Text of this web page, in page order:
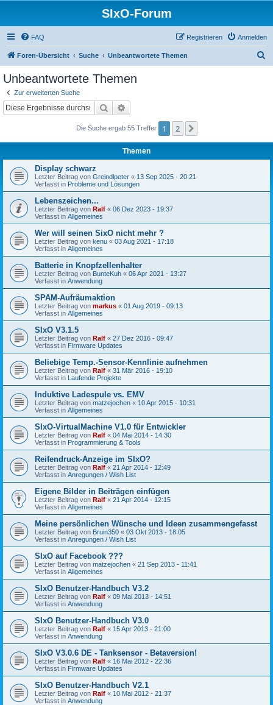
SIxO-Forum
FAQ Anmelden
Registrieren
Foren-Übersicht Suche Unbeantwortete Themen
Unbeantwortete Themen
Zur erweiterten Suche
Suche
Die Suche ergab 55 Treffer 1 2
Themen
Display schwarz
Letzter Beitrag von Greindlpeter « 13 Sep 2025 - 20:21
Verfasst in Probleme und Lösungen
Lebenszeichen...
Letzter Beitrag von Ralf « 06 Dez 2023 - 19:37
Verfasst in Allgemeines
Wer will seinen SixO nicht mehr ?
Letzter Beitrag von kenu « 03 Aug 2021 - 17:18
Verfasst in Allgemeines
Batterie in Knopfzellenhalter
Letzter Beitrag von BunteKuh « 06 Apr 2021 - 13:27
Verfasst in Anwendung
SPAM-Aufräumaktion
Letzter Beitrag von markus « 01 Aug 2019 - 09:13
Verfasst in Allgemeines
SIxO V3.1.5
Letzter Beitrag von Ralf « 27 Dez 2016 - 09:47
Verfasst in Firmware Updates
Beliebige Temp.-Sensor-Kennlinie aufnehmen
Letzter Beitrag von Ralf « 31 Mär 2016 - 19:10
Verfasst in Laufende Projekte
Induktive Ladespule vs. EMV
Letzter Beitrag von matzejochen « 10 Apr 2015 - 10:31
Verfasst in Allgemeines
SIxO-VirtualMachine V1.0 für Entwickler
Letzter Beitrag von Ralf « 04 Mai 2014 - 14:30
Verfasst in Programmierung & Tools
Reifendruck-Anzeige im SIxO?
Letzter Beitrag von Ralf « 21 Apr 2014 - 12:49
Verfasst in Anregungen / Wish List
Eigene Bilder in Beiträgen einfügen
Letzter Beitrag von Ralf « 21 Apr 2014 - 12:15
Verfasst in Allgemeines
Meine persönlichen Wünsche und Ideen zusammengefasst
Letzter Beitrag von Bruin350 « 03 Okt 2013 - 18:05
Verfasst in Anregungen / Wish List
SIxO auf Facebook ???
Letzter Beitrag von matzejochen « 21 Sep 2013 - 11:41
Verfasst in Allgemeines
SIxO Benutzer-Handbuch V3.2
Letzter Beitrag von Ralf « 09 Mai 2013 - 14:51
Verfasst in Anwendung
SIxO Benutzer-Handbuch V3.0
Letzter Beitrag von Ralf « 15 Apr 2013 - 21:00
Verfasst in Anwendung
SIxO V3.0.6 DE - Tanksensor - Betaversion!
Letzter Beitrag von Ralf « 16 Mai 2012 - 22:36
Verfasst in Firmware Updates
SIxO Benutzer-Handbuch V2.1
Letzter Beitrag von Ralf « 10 Mai 2012 - 21:37
Verfasst in Anwendung